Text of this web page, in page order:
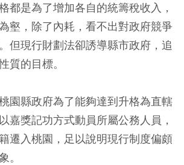
都是為了增加各自的統籌稅收入，
壑，除了內耗，看不出對政府競爭
但現行財劃法卻誘導縣市政府，追
質的目標。
園縣政府為了能夠達到升格為直轄
嘉獎記功方式動員所屬公務人員，
遷入桃園，足以說明現行制度偏頗
。